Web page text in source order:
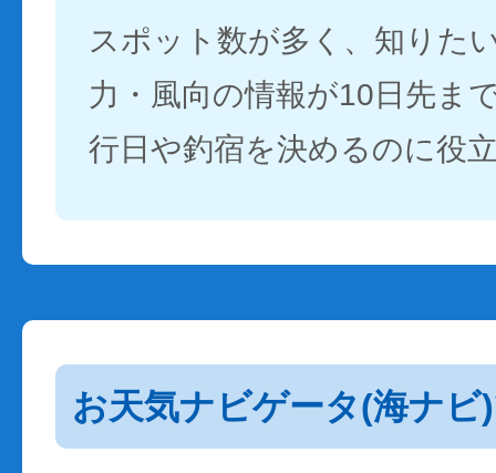
スポット数が多く、知りた
力・風向の情報が10日先ま
行日や釣宿を決めるのに役
お天気ナビゲータ(海ナビ